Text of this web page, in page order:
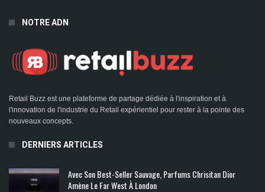
NOTRE ADN
Retail Buzz est une plateforme de partage dédiée à l'inspiration et à
l'innovation de l'industrie du Retail expérientiel pour rester à la pointe des
nouveaux concepts.
DERNIERS ARTICLES
Avec Son Best-Seller Sauvage, Parfums Chrisitan Dior
Amène Le Far West À London